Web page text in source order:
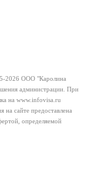
2026 OOO "Каролина
администрации. При
на www.infovisa.ru
на сайте предоставлена
определяемой